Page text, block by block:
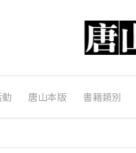
唐山本版 書籍類別